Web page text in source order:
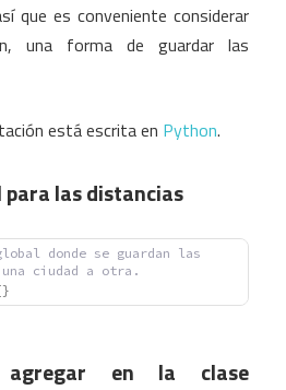
que es conveniente considerar
una forma de guardar las
está escrita en Python.
las distancias
donde se guardan las
ciudad a otra.
}
agregar en la clase